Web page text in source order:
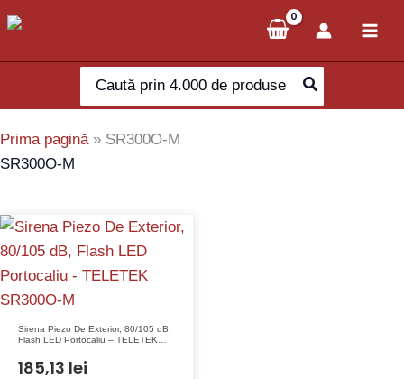
Skip
to
content
for:
Prima pagină» SR300O-M
SR300O-M
Sirena Piezo De Exterior, 80/105 dB,
Flash LED Portocaliu – TELETEK
185,13 lei